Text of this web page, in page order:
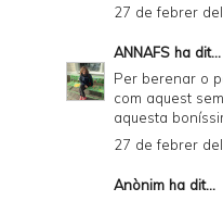
27 de febrer
ANNAFS ha dit...
Per berenar o
com aquest
aquesta
27 de febrer
Anònim ha dit...